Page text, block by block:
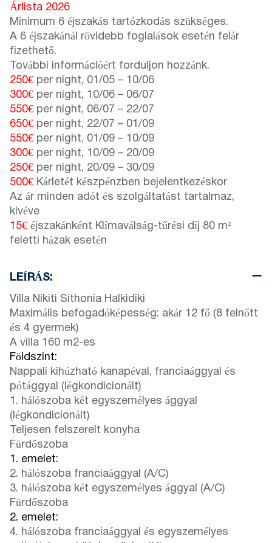
Árlista 2026
Minimum 6 éjszakás tartózkodás szükséges.
A 6 éjszakánál rövidebb foglalások esetén felár
fizethető.
További információért forduljon hozzánk.
250€ per night, 01/05 – 10/06
300€ per night, 10/06 – 06/07
550€ per night, 06/07 – 22/07
650€ per night, 22/07 – 01/09
550€ per night, 01/09 – 10/09
300€ per night, 10/09 – 20/09
250€ per night, 20/09 – 30/09
500€ Kárletét készpénzben bejelentkezéskor
Az ár minden adót és szolgáltatást tartalmaz,
kivéve
15€ éjszakánként Klímaválság-tűrési díj 80 m²
feletti házak esetén
LEÍRÁS:
Villa Nikiti Sithonia Halkidiki
Maximális befogadóképesség: akár 12 fő (8 felnőtt
és 4 gyermek)
A villa 160 m2-es
Földszint:
Nappali kihúzható kanapéval, franciaággyal és
pótággyal (légkondicionált)
1. hálószoba két egyszemélyes ággyal
(légkondicionált)
Teljesen felszerelt konyha
Fürdőszoba
1. emelet:
2. hálószoba franciaággyal (A/C)
3. hálószoba két egyszemélyes ággyal (A/C)
Fürdőszoba
2. emelet:
4. hálószoba franciaággyal és egyszemélyes